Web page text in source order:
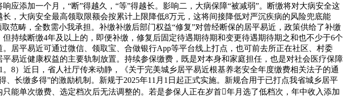
添加一个月，“断”得越久，“等”得越长。影响二，大病保障“被减弱”。断缴将对大病安全这
，大病安全最高领取限额会按累计上限降低8万元，这将间接降低对严沉疾病的风险兜底能
范畴，全数需小我承担。补缴补缴后部门权益“修复”对曾经断保的居平易近，政策供给了补缴
持续断缴4年及以上的，即便补缴，修复后固定待遇期待期和变更待遇期待期之和也不少于6个
居平易近可通过微信、领取宝、合做银行App等平台线上打点，也可前去所正在社区、村委
易近健康权益的主要轨制放置。持续参保缴费，既是对本身和家庭担任，也是对社会医疗保障
8）近日，省人社厅传来动静，《关于完美城乡居平易近根基养老安全年度缴费相关法子的通
长缴多得”的激励机制。新规于2025年11月1日起正式实施。新规合用于已打点我省城乡居平
能单次缴费、选定档次后无法调整的。若是参保人正在岁首年月选了低档次，年中收入添加